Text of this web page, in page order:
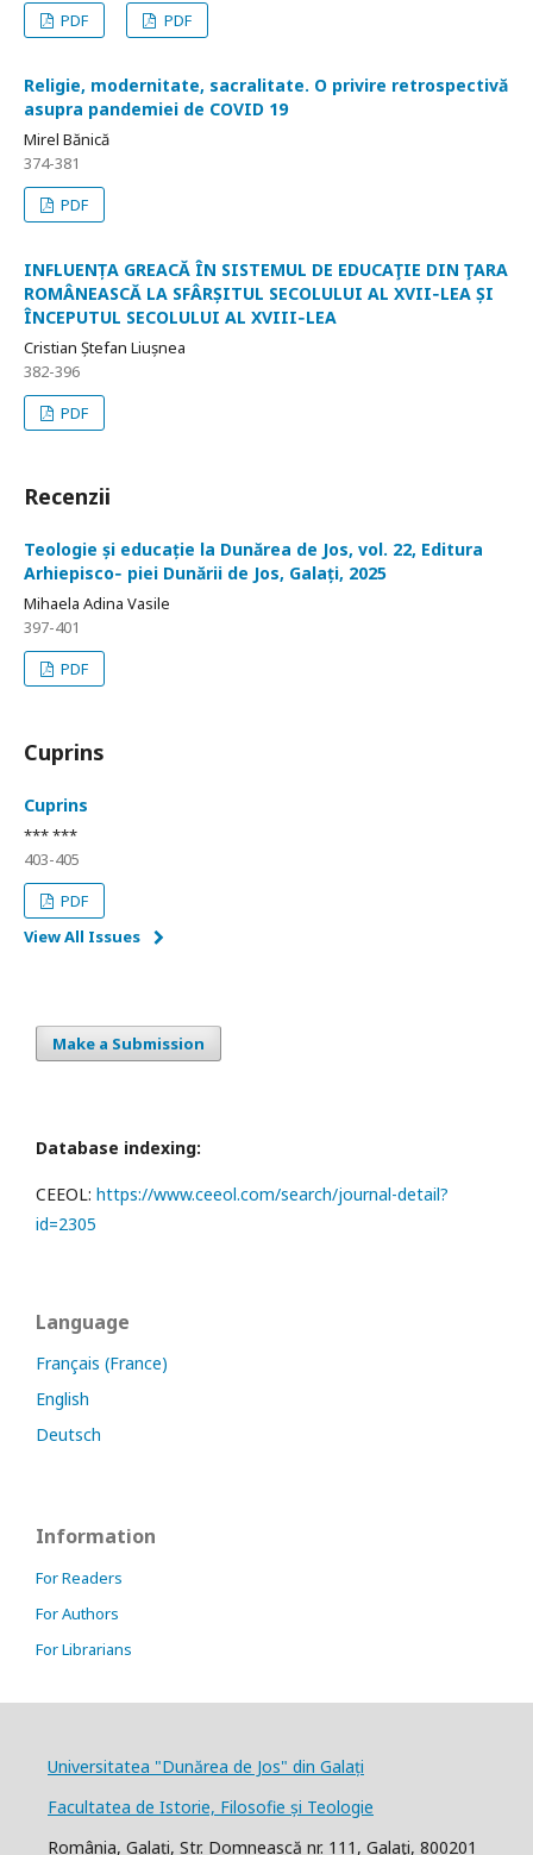
PDF
PDF
Religie, modernitate, sacralitate. O privire retrospectivă
asupra pandemiei de COVID 19
Mirel Bănică
374-381
PDF
INFLUENȚA GREACĂ ÎN SISTEMUL DE EDUCAŢIE DIN ŢARA
ROMÂNEASCĂ LA SFÂRȘITUL SECOLULUI AL XVII‑LEA ȘI
ÎNCEPUTUL SECOLULUI AL XVIII‑LEA
Cristian Ștefan Liușnea
382-396
PDF
Recenzii
Teologie și educație la Dunărea de Jos, vol. 22, Editura
Arhiepisco‑ piei Dunării de Jos, Galați, 2025
Mihaela Adina Vasile
397-401
PDF
Cuprins
Cuprins
*** ***
403-405
PDF
View All Issues
Make a Submission
Database indexing:
CEEOL: https://www.ceeol.com/search/journal-detail?
id=2305
Language
Français (France)
English
Deutsch
Information
For Readers
For Authors
For Librarians
Universitatea "Dunărea de Jos" din Galați
Facultatea de Istorie, Filosofie și Teologie
România, Galați, Str. Domnească nr. 111, Galaţi, 800201